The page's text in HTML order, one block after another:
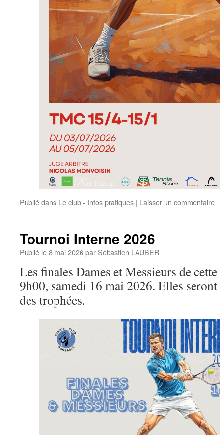
Publié dans Le club - Infos pratiques | Laisser un commentaire
Tournoi Interne 2026
Publié le8 mai 2026par Sébastien LAUBER
Les finales Dames et Messieurs de
9h00, samedi 16 mai 2026. Elles
des trophées.